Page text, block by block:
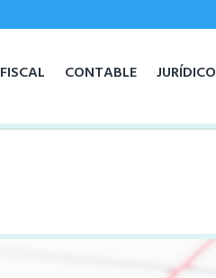
FISCAL CONTABLE JURÍDICO